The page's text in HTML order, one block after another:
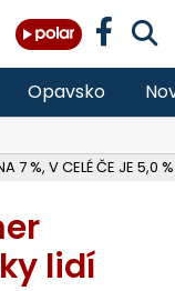
Opavsko
7 %, V CELÉ ČE JE 5,0 %
lidí